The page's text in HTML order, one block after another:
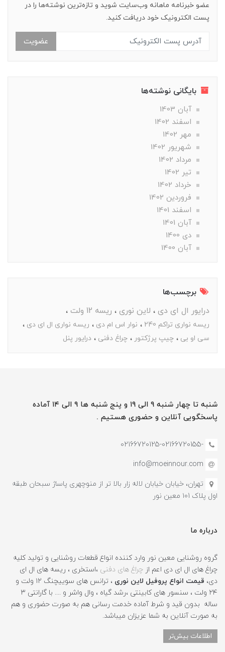
عضو خبرنامه ماهانه وب‌سایت شوید و تازه‌ترین نوشته‌ها را در
پست الکترونیک خود دریافت کنید.
عضویت
بایگانی نوشته‌ها
آبان 1403
اسفند 1402
مهر 1402
شهریور 1402
مرداد 1402
تير 1402
خرداد 1402
فروردین 1402
اسفند 1401
آبان 1401
دی 1400
آبان 1400
برچسب‌ها
درایور ال ای دی
لاین نوری ریسه 12 ولت
ریسه نواری تراکم 240 نوار اس ام دی
ریسه نواری ال ای دی
سی او بی
چیپ پرژکتور چراغ دفنی درایور پنل
شنبه تا چهار شنبه ۹ الی ۱۹ و پنج شنبه ها ۹ الی ۱۴ آماده
پاسخگویی آنلاین و حضوری هستیم .
-02166720125-02166720155
info@moeinnour.com
تهران، خیابان خیابان لاله زار بالا تر از منوچهری پاساژ سبحان طبقه
اول پلاک ۱۰1 معین نور
درباره ما
گروه روشنایی معین نور وارد کننده انواع قطعات روشنایی و تولید کلیه
چراغ های ال ای دی اعم از چراغ های دفنی ،استخری ، ریسه های ال ای
دی، قیمت انواع پروفیل لاین نوری
، ترانس های سوییچنگ ۱۲ ولت و
۲۴ ولت ، سنسور های کابینتی ،رشد گیاه ، وال واشر و .... با گارانتی ۳
ساله بدون قید و شرط آماده خدمت رسانی هم به صورت حضوری و هم
به صورت آنلاین به شما عزیزان میباشد.
اطلاعات بیش‌تر